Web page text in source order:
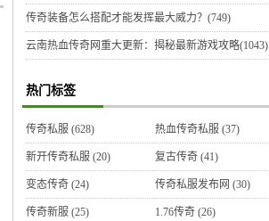
传奇装备怎么搭配才能发挥最大威力？(749)
云南热血传奇网重大更新：揭秘最新游戏攻略(1043)
热门标签
传奇私服 (628) 热血传奇私服 (37)
新开传奇私服 (20) 复古传奇 (41)
变态传奇 (24) 传奇私服发布网 (30)
传奇新服 (25) 1.76传奇 (26)